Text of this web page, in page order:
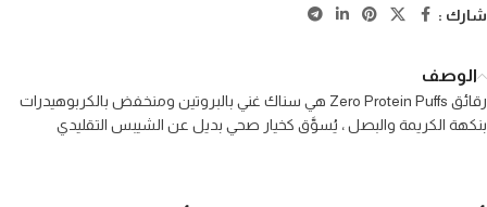
شارك :
الوصف
رقائق Zero Protein Puffs هي سناك غني بالبروتين ومنخفض بالكربوهيدرات
بنكهة الكريمة والبصل ، يُسوَّق كخيار صحي بديل عن الشيبس التقليدي